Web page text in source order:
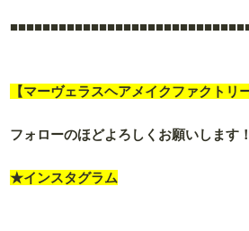
■■■■■■■■■■■■■■■■■■■■■■■■■
【マーヴェラスヘアメイクファクトリ
フォローのほどよろしくお願いします！
★インスタグラム